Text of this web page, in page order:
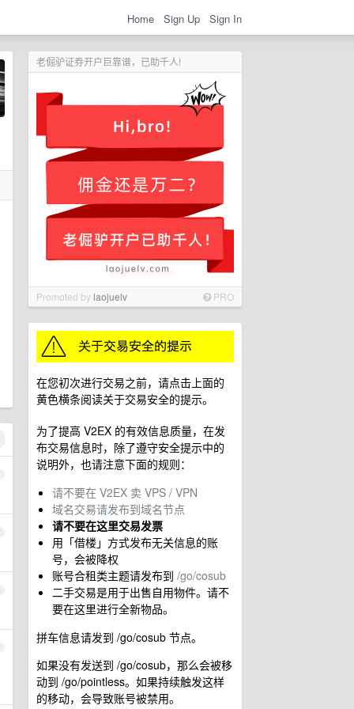
Home Sign Up Sign In
老倔驴证券开户巨靠谱，已助千人!
Promoted bylaojuelv PRO
在您初次进行交易之前，请点击上面的
黄色横条阅读关于交易安全的提示。
为了提高 V2EX 的有效信息质量，在发
布交易信息时，除了遵守安全提示中的
说明外，也请注意下面的规则：
请不要在 V2EX 卖 VPS / VPN
域名交易请发布到域名节点
请不要在这里交易发票
用「借楼」方式发布无关信息的账
号，会被降权
账号合租类主题请发布到 /go/cosub
二手交易是用于出售自用物件。请不
要在这里进行全新物品。
拼车信息请发到 /go/cosub 节点。
如果没有发送到 /go/cosub，那么会被移
动到 /go/pointless。如果持续触发这样
的移动，会导致账号被禁用。